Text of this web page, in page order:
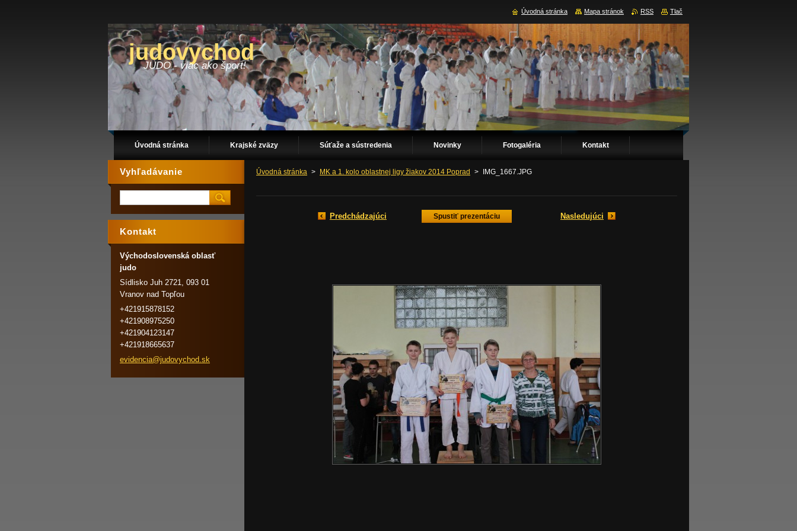
judovychod
JUDO - viac ako šport!
Úvodná stránka Krajské zväzy Súťaže a sústredenia Novinky Fotogaléria Kontakt
Úvodná stránka > MK a 1. kolo oblastnej ligy žiakov 2014 Poprad > IMG_1667.JPG
Predchádzajúci Spustiť prezentáciu Nasledujúci
Vyhľadávanie
Kontakt
Východoslovenská oblasť
judo
Sídlisko Juh 2721, 093 01
Vranov nad Topľou
+421915878152
+421908975250
+421904123147
+421918665637
evidencia@judovychod.sk
Úvodná stránka Mapa stránok RSS Tlač